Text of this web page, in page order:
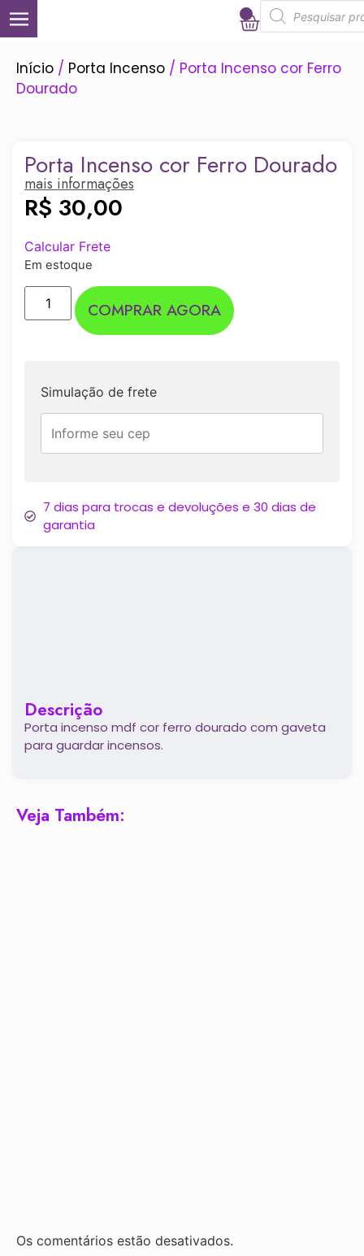
Início / Porta Incenso / Porta Incenso cor Ferro
Dourado
Descrição
Porta incenso mdf cor ferro dourado com gaveta
para guardar incensos.
Porta Incenso cor Ferro Dourado
mais informações
R$ 30,00
Calcular Frete
Em estoque
COMPRAR AGORA
Simulação de frete
7 dias para trocas e devoluções e 30 dias de
garantia
Veja Também:
Os comentários estão desativados.